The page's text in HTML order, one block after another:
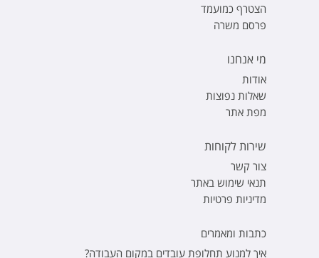
הצטרף כמועמד
פרסם משרה
מי אנחנו
אודות
שאלות נפוצות
מפת אתר
שירות לקוחות
צור קשר
תנאי שימוש באתר
מדיניות פרטיות
כתבות ומאמרים
איך למנוע תחלופת עובדים במקום העבודה?